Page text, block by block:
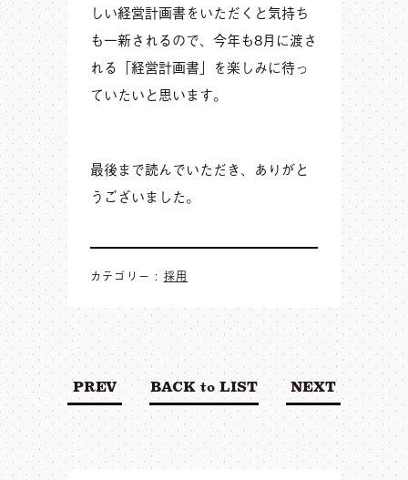
しい経営計画書をいただくと気持ち
も一新されるので、今年も8月に渡さ
れる「経営計画書」を楽しみに待っ
ていたいと思います。
最後まで読んでいただき、ありがと
うございました。
カテゴリー : 採用
PREV BACK to LIST NEXT